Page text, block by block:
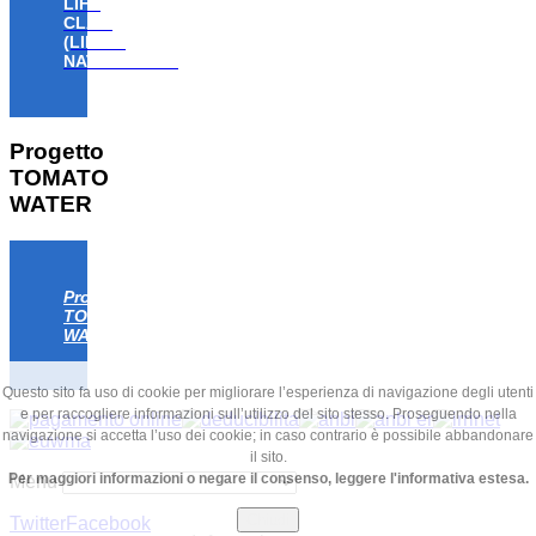
CLAW
(LIFE18
NAT/IT/000806)
Progetto
TOMATO
WATER
Progetto
TOMATO
WATER
Menu
TwitterFacebook
Questo sito fa uso di cookie per migliorare l’esperienza di navigazione degli utenti
e per raccogliere informazioni sull’utilizzo del sito stesso. Proseguendo nella
navigazione si accetta l’uso dei cookie; in caso contrario è possibile abbandonare
il sito.
Per maggiori informazioni o negare il consenso, leggere l'informativa estesa.